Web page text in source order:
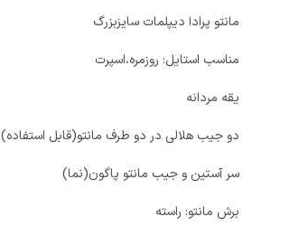
مانتو پرادا دیپلمات سایزبزرگ
مناسب استایل: روزمره،اسپرت
یقه مردانه
دو جیب هلالی در دو طرف مانتو(قابل استفاده)
سر آستین و جیب مانتو پاگون(نما)
برش مانتو: راسته